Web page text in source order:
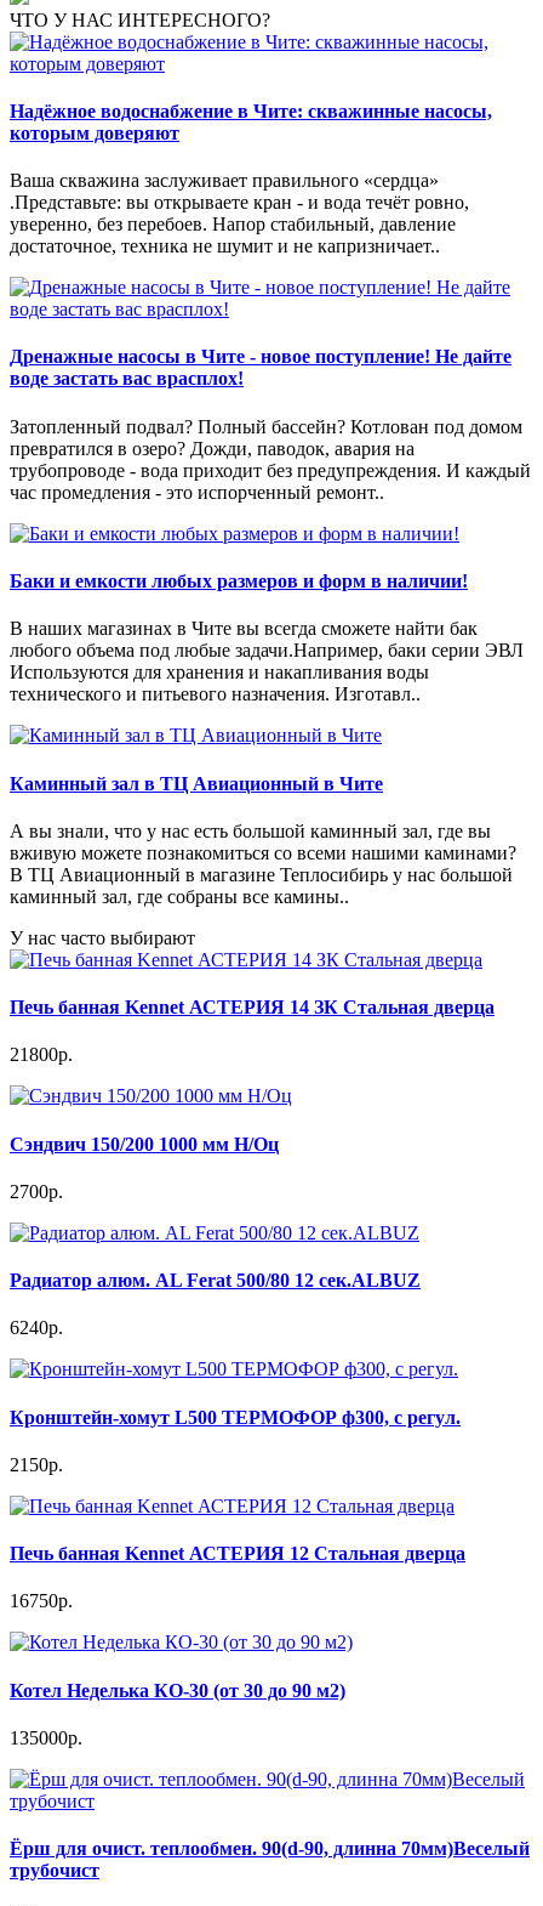
ЧТО У НАС ИНТЕРЕСНОГО?
Надёжное водоснабжение в Чите: скважинные насосы,
которым доверяют
Ваша скважина заслуживает правильного «сердца»
.Представьте: вы открываете кран - и вода течёт ровно,
уверенно, без перебоев. Напор стабильный, давление
достаточное, техника не шумит и не капризничает..
Дренажные насосы в Чите - новое поступление! Не дайте
воде застать вас врасплох!
Затопленный подвал? Полный бассейн? Котлован под домом
превратился в озеро? Дожди, паводок, авария на
трубопроводе - вода приходит без предупреждения. И каждый
час промедления - это испорченный ремонт..
Баки и емкости любых размеров и форм в наличии!
В наших магазинах в Чите вы всегда сможете найти бак
любого объема под любые задачи.Например, баки серии ЭВЛ
Используются для хранения и накапливания воды
технического и питьевого назначения. Изготавл..
Каминный зал в ТЦ Авиационный в Чите
А вы знали, что у нас есть большой каминный зал, где вы
вживую можете познакомиться со всеми нашими каминами?
В ТЦ Авиационный в магазине Теплосибирь у нас большой
каминный зал, где собраны все камины..
У нас часто выбирают
Печь банная Kennet АСТЕРИЯ 14 ЗК Стальная дверца
21800р.
Сэндвич 150/200 1000 мм Н/Оц
2700р.
Радиатор алюм. AL Ferat 500/80 12 сек.ALBUZ
6240р.
Кронштейн-хомут L500 ТЕРМОФОР ф300, с регул.
2150р.
Печь банная Kennet АСТЕРИЯ 12 Стальная дверца
16750р.
Котел Неделька КО-30 (от 30 до 90 м2)
135000р.
Ёрш для очист. теплообмен. 90(d-90, длинна 70мм)Веселый
трубочист